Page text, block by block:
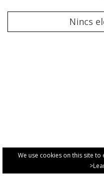
We use cookies on this site
Nincs